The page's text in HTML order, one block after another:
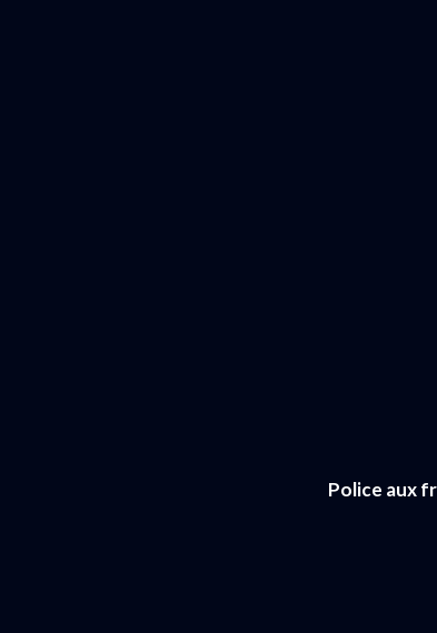
Police aux